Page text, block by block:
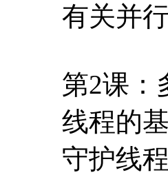
有关并
第2课：
线程的
守护线程